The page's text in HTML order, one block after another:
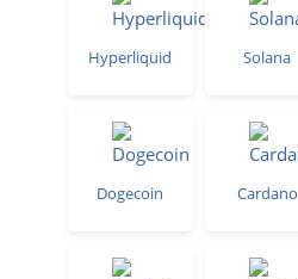
Hyperliquid Solana
Dogecoin Cardano